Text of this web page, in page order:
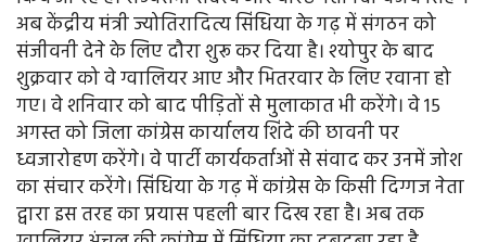
अब केंद्रीय मंत्री ज्योतिरादित्य सिंधिया के गढ़ में संगठन को
संजीवनी देने के लिए दौरा शुरू कर दिया है। श्योपुर के बाद
शुक्रवार को वे ग्वालियर आए और भितरवार के लिए रवाना हो
गए। वे शनिवार को बाद पीड़ितों से मुलाकात भी करेंगे। वे 15
अगस्त को जिला कांग्रेस कार्यालय शिंदे की छावनी पर
ध्वजारोहण करेंगे। वे पार्टी कार्यकर्ताओं से संवाद कर उनमें जोश
का संचार करेंगे। सिंधिया के गढ़ में कांग्रेस के किसी दिग्गज नेता
द्वारा इस तरह का प्रयास पहली बार दिख रहा है। अब तक